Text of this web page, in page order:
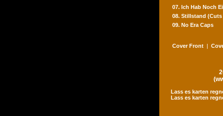
07. Ich Hab Noch
08. Stillstand
09. No Era Caps
Cover Front |
Lass es karten
Lass es karten